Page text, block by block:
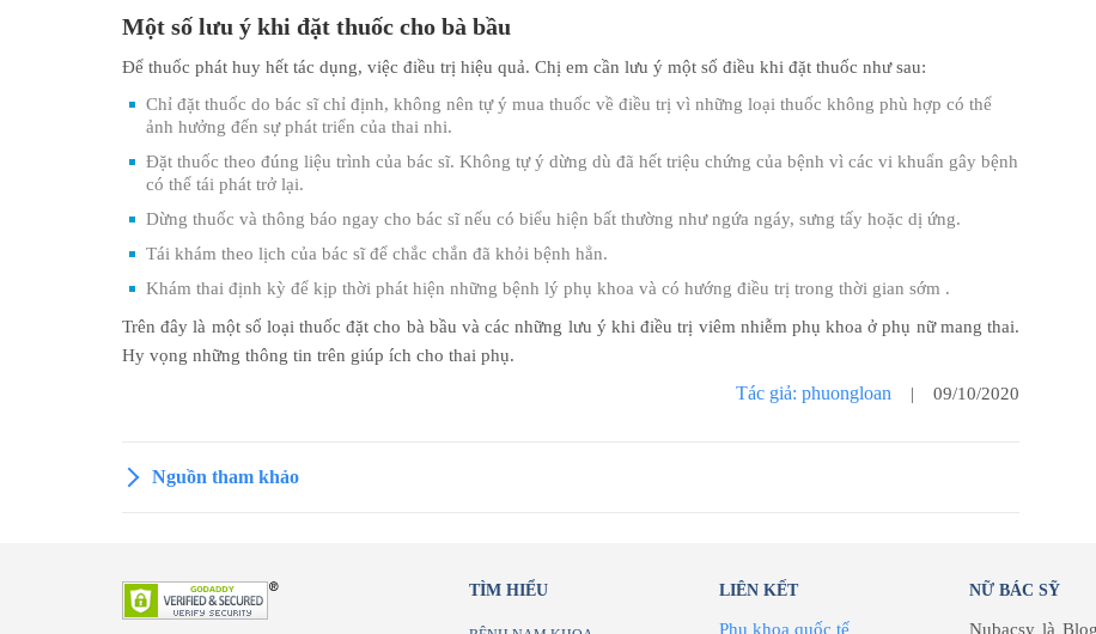
Một số lưu ý khi đặt thuốc cho bà bầu
Để thuốc phát huy hết tác dụng, việc điều trị hiệu quả. Chị em cần lưu ý một số điều khi đặt thuốc như sau:
Chỉ đặt thuốc do bác sĩ chỉ định, không nên tự ý mua thuốc về điều trị vì những loại thuốc không phù hợp có thể
ảnh hưởng đến sự phát triển của thai nhi.
Đặt thuốc theo đúng liệu trình của bác sĩ. Không tự ý dừng dù đã hết triệu chứng của bệnh vì các vi khuẩn gây bệnh
có thể tái phát trở lại.
Dừng thuốc và thông báo ngay cho bác sĩ nếu có biểu hiện bất thường như ngứa ngáy, sưng tấy hoặc dị ứng.
Tái khám theo lịch của bác sĩ để chắc chắn đã khỏi bệnh hẳn.
Khám thai định kỳ để kịp thời phát hiện những bệnh lý phụ khoa và có hướng điều trị trong thời gian sớm .
Trên đây là một số loại thuốc đặt cho bà bầu và các những lưu ý khi điều trị viêm nhiễm phụ khoa ở phụ nữ mang thai.
Hy vọng những thông tin trên giúp ích cho thai phụ.
Tác giả: phuongloan | 09/10/2020
Nguồn tham khảo
TÌM HIỂU LIÊN KẾT
Phụ khoa quốc tế
NỮ BÁC SỸ
Nubacsy là